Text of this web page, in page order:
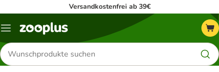
Versandkostenfrei ab 39€
Menü
Produkte
suchen